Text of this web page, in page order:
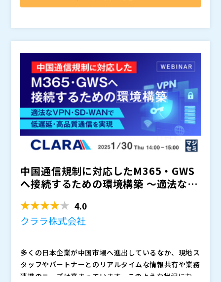
回収までの期間」などが不透明だと、具体的な移行計画
さらに移行時に発生しやすい技術的な課題や、既存シス
Oracle DBの高コスト問題にお悩みの方はぜひご参加く
ださい。
株式会社オープンソース活用研究所（）
マジセミ株式会社（）
※共催、協賛、協力、講演企業は将来的に追加、削除さ
れる可能性があります。
中国通信規制に対応したM365・GWS
へ接続するための環境構築 ～適法なV
4.0
クララ株式会社
多くの日本企業が中国市場へ進出しているなか、現地ス
タッフやパートナーとのリアルタイムな情報共有や業務
連携のニーズは高まっています。このような状況におい